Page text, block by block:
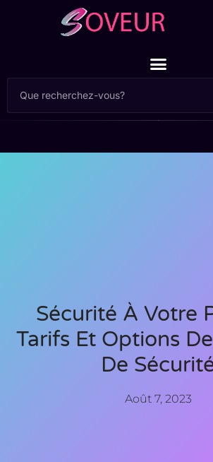
Sécurité À Votre
Tarifs Et Options
De
Août 7, 2023